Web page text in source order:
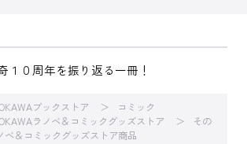
１０周年を振り返る一冊！
ブックストア
コミック
ラノベ＆コミックグッズストア
その
ベ＆コミックグッズストア商品